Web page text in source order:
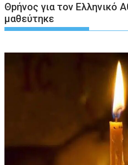
Θpήνος για τον Ελληνικό
μαθεύτηκε